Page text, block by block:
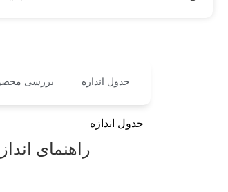
جدول اندازه بررسی
جدول اندازه
راهنمای